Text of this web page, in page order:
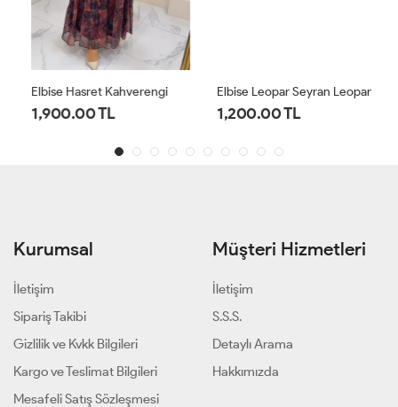
Elbise Hasret Kahverengi
1,900.00 TL
Elbise Leopar Seyran Leopar
1,200.00 TL
Kurumsal
İletişim
Sipariş Takibi
Gizlilik ve Kvkk Bilgileri
Kargo ve Teslimat Bilgileri
Mesafeli Satış Sözleşmesi
Müşteri Hizmetleri
İletişim
S.S.S.
Detaylı Arama
Hakkımızda